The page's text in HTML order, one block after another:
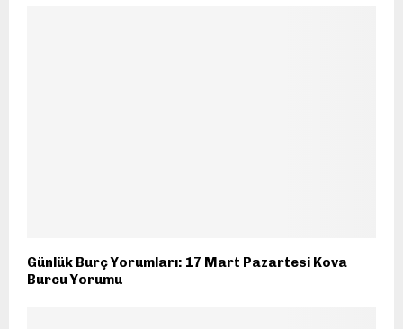
Günlük Burç Yorumları: 17 Mart Pazartesi Kova
Burcu Yorumu